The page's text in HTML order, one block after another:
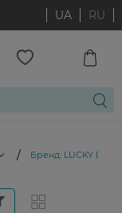
UA RU
/ Бренд: LUCKY DAY